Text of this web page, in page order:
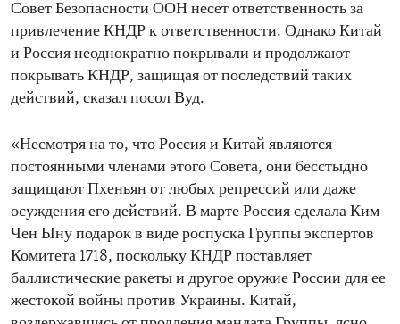
Совет Безопасности ООН несет ответственность за
привлечение КНДР к ответственности. Однако Китай
и Россия неоднократно покрывали и продолжают
покрывать КНДР, защищая от последствий таких
действий, сказал посол Вуд.
«Несмотря на то, что Россия и Китай являются
постоянными членами этого Совета, они бесстыдно
защищают Пхеньян от любых репрессий или даже
осуждения его действий. В марте Россия сделала Ким
Чен Ыну подарок в виде роспуска Группы экспертов
Комитета 1718, поскольку КНДР поставляет
баллистические ракеты и другое оружие России для ее
жестокой войны против Украины. Китай,